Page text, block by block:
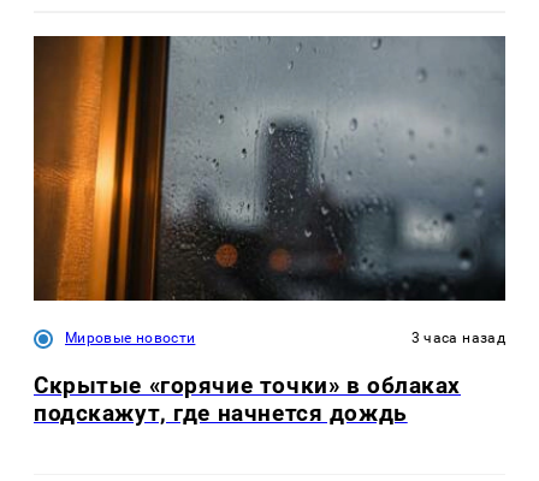
Мировые новости 3 часа назад
Скрытые «горячие точки» в облаках
подскажут, где начнется дождь